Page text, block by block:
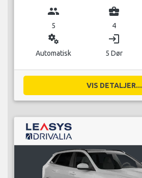
group
5
business_center
4
miscellaneous_services
Automatisk
login
5 Dør
VIS DETALJER...